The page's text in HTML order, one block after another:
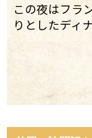
この夜はフラ
りとしたディ